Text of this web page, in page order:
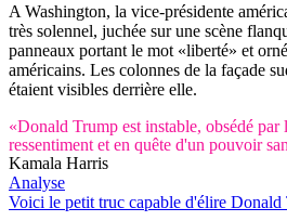
A Washington, la vice-présidente
très solennel, juchée sur une scène
panneaux portant le mot «liberté» et
américains. Les colonnes de la façade
étaient visibles derrière elle.
«Donald Trump est instable, obsédé par
ressentiment et en quête d'un pouvoir
Kamala Harris
Analyse
Voici le petit truc capable d'élire